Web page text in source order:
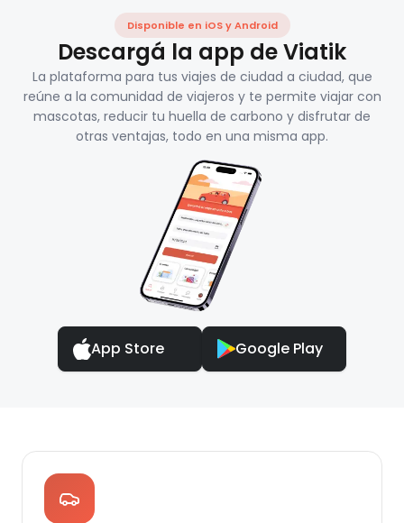
Disponible en iOS y Android
Descargá la app de Viatik
La plataforma para tus viajes de ciudad a ciudad, que
reúne a la comunidad de viajeros y te permite viajar con
mascotas, reducir tu huella de carbono y disfrutar de
otras ventajas, todo en una misma app.
App Store Google Play